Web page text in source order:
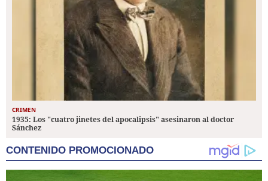
CRIMEN
1935: Los "cuatro jinetes del apocalipsis" asesinaron al doctor
Sánchez
CONTENIDO PROMOCIONADO